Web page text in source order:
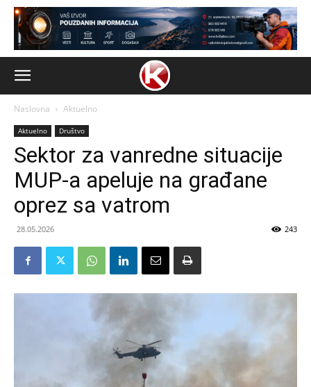
Naslovna Aktuelno
Aktuelno Društvo
Sektor za vanredne situacije
MUP-a apeluje na građane
oprez sa vatrom
28.05.2026 243